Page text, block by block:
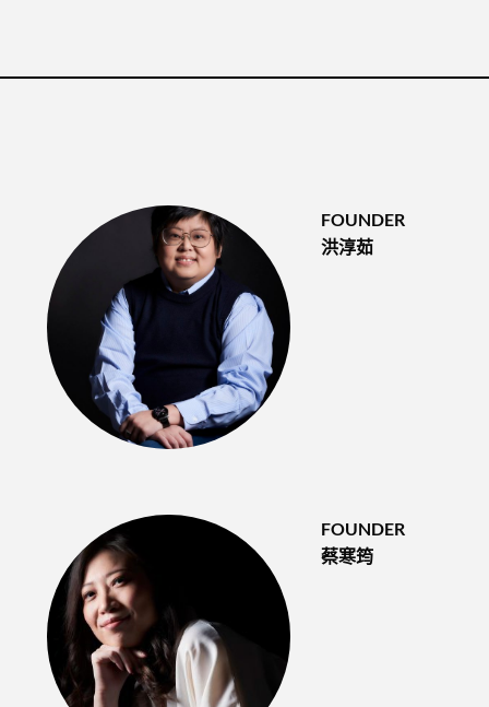
FOUNDER
洪淳茹
FOUNDER
蔡寒筠